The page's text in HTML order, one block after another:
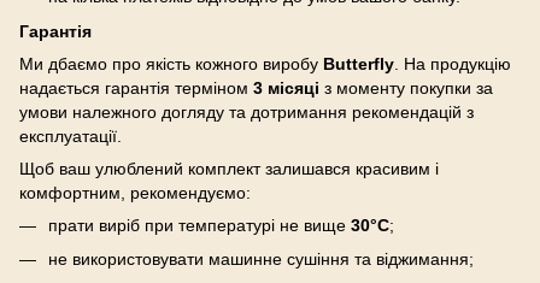
Гарантія
Ми дбаємо про якість кожного виробу Butterfly . На продукцію
надається гарантія терміном 3 місяці з моменту покупки за
умови належного догляду та дотримання рекомендацій з
експлуатації.
Щоб ваш улюблений комплект залишався красивим і
комфортним, рекомендуємо:
прати виріб при температурі не вище 30°C;
не використовувати машинне сушіння та віджимання;